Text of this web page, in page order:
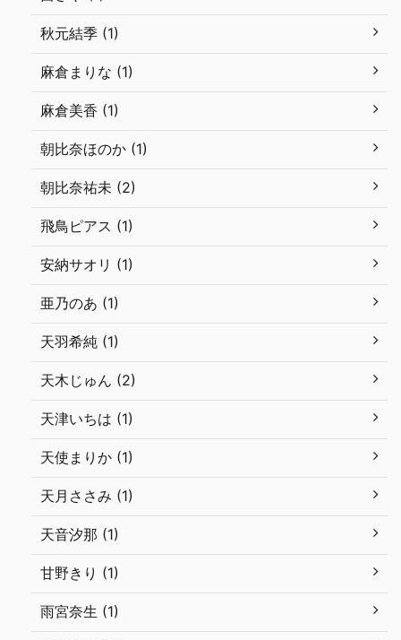
秋元結季 (1)
麻倉まりな (1)
麻倉美香 (1)
朝比奈ほのか (1)
朝比奈祐未 (2)
飛鳥ピアス (1)
安納サオリ (1)
亜乃のあ (1)
天羽希純 (1)
天木じゅん (2)
天津いちは (1)
天使まりか (1)
天月ささみ (1)
天音汐那 (1)
甘野きり (1)
雨宮奈生 (1)